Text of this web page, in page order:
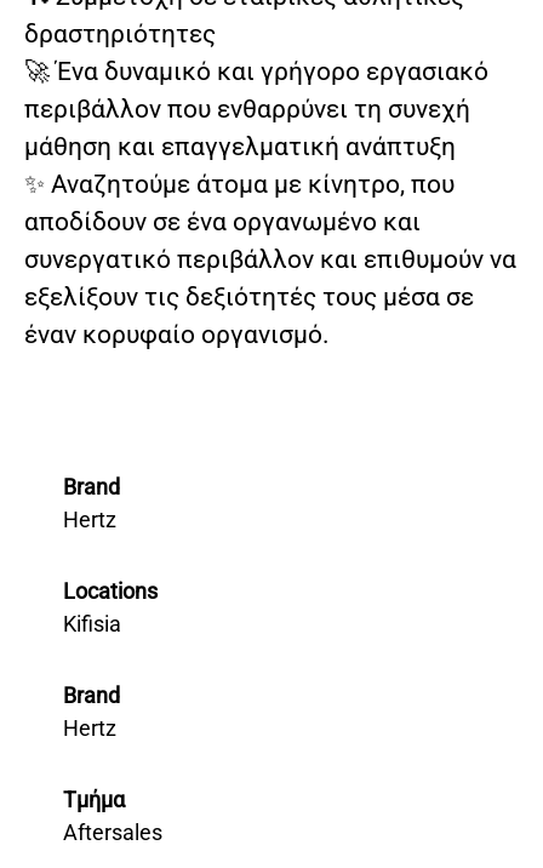
δραστηριότητες
🚀 Ένα δυναμικό και γρήγορο εργασιακό
περιβάλλον που ενθαρρύνει τη συνεχή
μάθηση και επαγγελματική ανάπτυξη
✨ Αναζητούμε άτομα με κίνητρο, που
αποδίδουν σε ένα οργανωμένο και
συνεργατικό περιβάλλον και επιθυμούν να
εξελίξουν τις δεξιότητές τους μέσα σε
έναν κορυφαίο οργανισμό.
Brand
Hertz
Locations
Kifisia
Brand
Hertz
Τμήμα
Aftersales